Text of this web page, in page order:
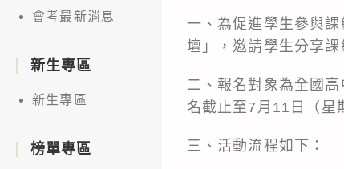
一、為促進學生參與
壇」，邀請學生分享
二、報名對象為全國
名截止至7月11日（星
三、活動流程如下：
會考最新消息
新生專區
新生專區
榜單專區